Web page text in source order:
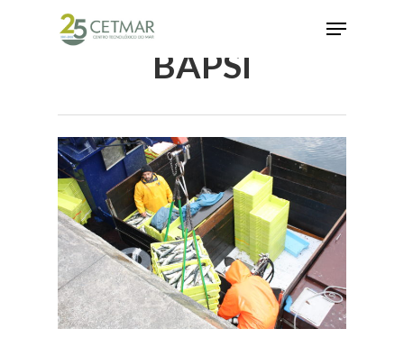
Hit enter to search or ESC to close
BAPSI